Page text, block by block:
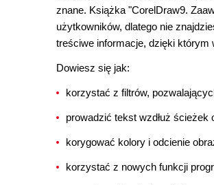
znane. Książka "CorelDraw9.
użytkowników, dlatego nie
treściwe informacje, dzięki którym
Dowiesz się jak:
korzystać z filtrów,
prowadzić tekst wzdłuż ścieżek
korygować kolory i odcienie
korzystać z nowych funkcji